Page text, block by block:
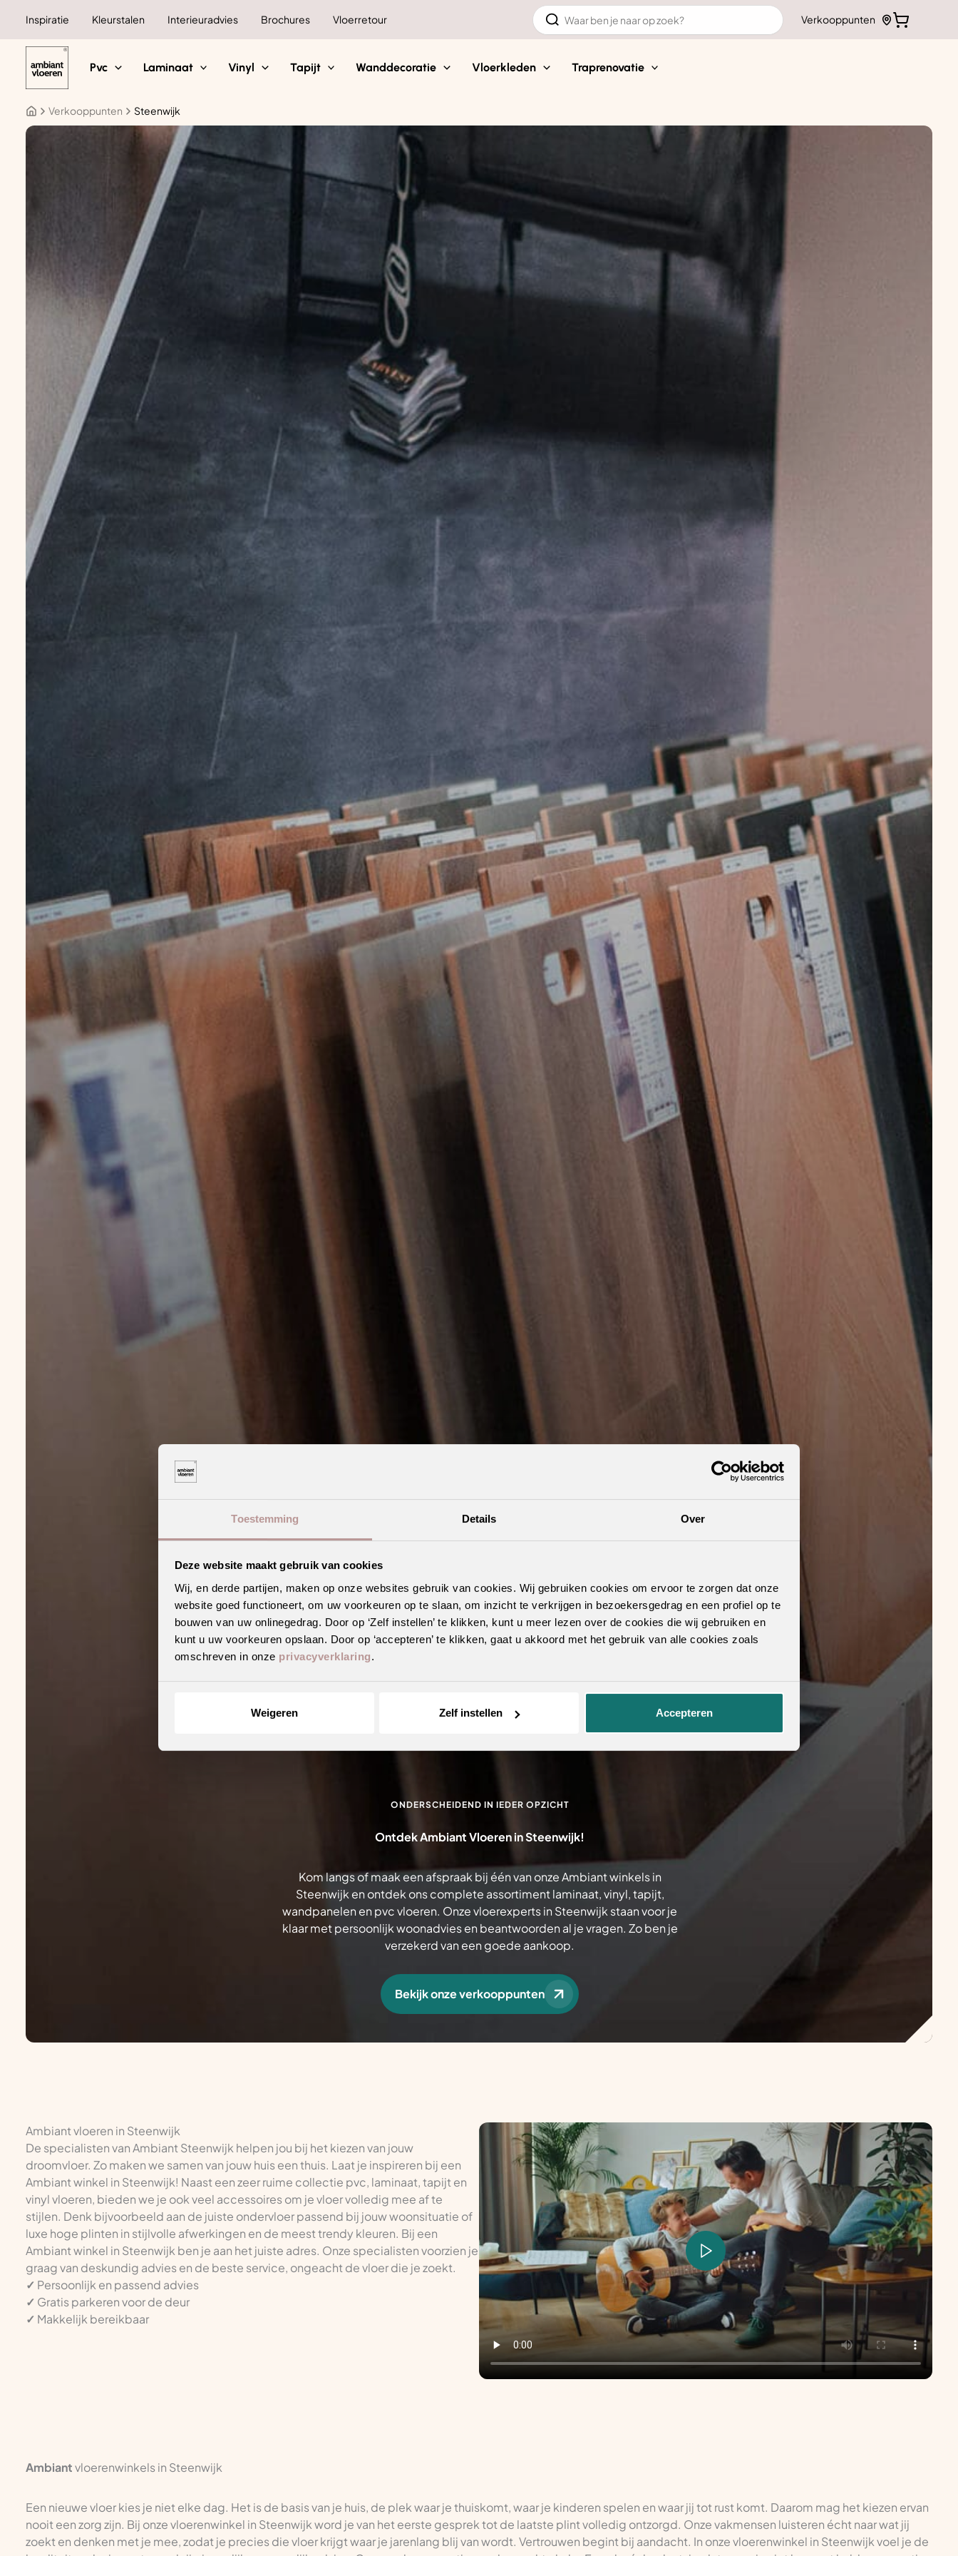
Toestemming Details Over
Deze website maakt gebruik van cookies
Wij, en derde partijen, maken op onze websites gebruik van cookies. Wij gebruiken cookies om ervoor te zorgen dat onze
website goed functioneert, om uw voorkeuren op te slaan, om inzicht te verkrijgen in bezoekersgedrag en een profiel op te
bouwen van uw onlinegedrag. Door op ‘Zelf instellen’ te klikken, kunt u meer lezen over de cookies die wij gebruiken en
kunt u uw voorkeuren opslaan. Door op ‘accepteren’ te klikken, gaat u akkoord met het gebruik van alle cookies zoals
omschreven in onze privacyverklaring.
Weigeren Zelf instellen Accepteren
Inspiratie Kleurstalen Interieuradvies Brochures Vloerretour
Zoeken
naar:
Verkooppunten
Pvc Laminaat Vinyl Tapijt Wanddecoratie Vloerkleden Traprenovatie
Verkooppunten Steenwijk
ONDERSCHEIDEND IN IEDER OPZICHT
Ontdek Ambiant Vloeren in Steenwijk!
Kom langs of maak een afspraak bij één van onze Ambiant winkels in
Steenwijk en ontdek ons complete assortiment laminaat, vinyl, tapijt,
wandpanelen en pvc vloeren. Onze vloerexperts in Steenwijk staan voor je
klaar met persoonlijk woonadvies en beantwoorden al je vragen. Zo ben je
verzekerd van een goede aankoop.
Bekijk onze verkooppunten
Ambiant vloeren in Steenwijk
De specialisten van Ambiant Steenwijk helpen jou bij het kiezen van jouw
droomvloer. Zo maken we samen van jouw huis een thuis. Laat je inspireren bij een
Ambiant winkel in Steenwijk! Naast een zeer ruime collectie pvc, laminaat, tapijt en
vinyl vloeren, bieden we je ook veel accessoires om je vloer volledig mee af te
stijlen. Denk bijvoorbeeld aan de juiste ondervloer passend bij jouw woonsituatie of
luxe hoge plinten in stijlvolle afwerkingen en de meest trendy kleuren. Bij een
Ambiant winkel in Steenwijk ben je aan het juiste adres. Onze specialisten voorzien je
graag van deskundig advies en de beste service, ongeacht de vloer die je zoekt.
✓ Persoonlijk en passend advies
✓ Gratis parkeren voor de deur
✓ Makkelijk bereikbaar
Ambiantvloerenwinkels in Steenwijk
Een nieuwe vloer kies je niet elke dag. Het is de basis van je huis, de plek waar je thuiskomt, waar je kinderen spelen en waar jij tot rust komt. Daarom mag het kiezen ervan
nooit een zorg zijn. Bij onze vloerenwinkel in Steenwijk word je van het eerste gesprek tot de laatste plint volledig ontzorgd. Onze vakmensen luisteren écht naar wat jij
zoekt en denken met je mee, zodat je precies die vloer krijgt waar je jarenlang blij van wordt. Vertrouwen begint bij aandacht. In onze vloerenwinkel in Steenwijk voel je de